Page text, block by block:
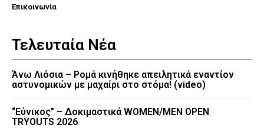
Επικοινωνία
Τελευταία Νέα
Άνω Λιόσια – Ρομά κινήθηκε απειλητικά εναντίον
αστυνομικών με μαχαίρι στο στόμα! (video)
“Εύνικος” – Δοκιμαστικά WOMEN/MEN OPEN
TRYOUTS 2026